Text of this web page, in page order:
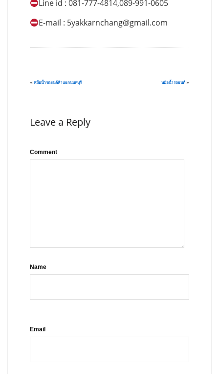
Line id : 081-777-4814,089-991-0605
E-mail : 5yakkarnchang@gmail.com
« หม้อน้ำรถยนต์ห้าแยกนนทบุรี หม้อน้ำรถยนต์ »
Leave a Reply
Comment
Name
Email